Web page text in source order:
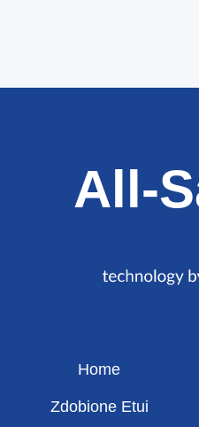
All-
Home
Zdobione Etui